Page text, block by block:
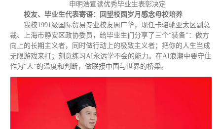
申明浩宣读优秀毕业生表彰决定
校友、毕业生代表寄语：回望校园岁月感念母校培养
我校1991级国际贸易专业校友周广华，现任卡骆驰亚太区副总
裁、上海市静安区政协委员，给毕业生们分享了三个“装备”：做方
向上的长期主义者，同时做行动上的极致主义者；把你的人生当成
无限游戏来打；刻意练习AI永远学不会的能力。在AI浪潮中要守住
作为“人”的温度和判断，做联接中国与世界的桥梁。